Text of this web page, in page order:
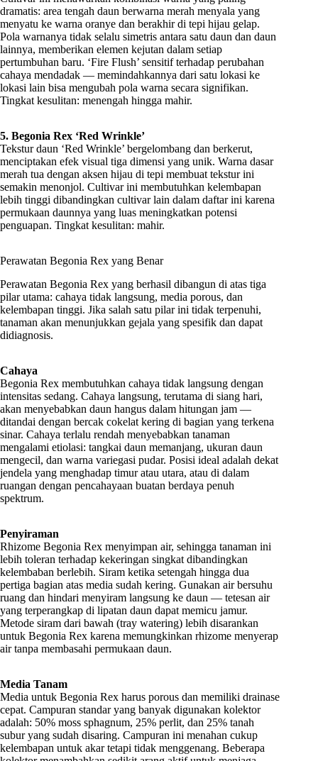
dramatis: area tengah daun berwarna merah menyala yang
menyatu ke warna oranye dan berakhir di tepi hijau gelap.
Pola warnanya tidak selalu simetris antara satu daun dan daun
lainnya, memberikan elemen kejutan dalam setiap
pertumbuhan baru. ‘Fire Flush’ sensitif terhadap perubahan
cahaya mendadak — memindahkannya dari satu lokasi ke
lokasi lain bisa mengubah pola warna secara signifikan.
Tingkat kesulitan: menengah hingga mahir.
5. Begonia Rex ‘Red Wrinkle’
Tekstur daun ‘Red Wrinkle’ bergelombang dan berkerut,
menciptakan efek visual tiga dimensi yang unik. Warna dasar
merah tua dengan aksen hijau di tepi membuat tekstur ini
semakin menonjol. Cultivar ini membutuhkan kelembapan
lebih tinggi dibandingkan cultivar lain dalam daftar ini karena
permukaan daunnya yang luas meningkatkan potensi
penguapan. Tingkat kesulitan: mahir.
Perawatan Begonia Rex yang Benar
Perawatan Begonia Rex yang berhasil dibangun di atas tiga
pilar utama: cahaya tidak langsung, media porous, dan
kelembapan tinggi. Jika salah satu pilar ini tidak terpenuhi,
tanaman akan menunjukkan gejala yang spesifik dan dapat
didiagnosis.
Cahaya
Begonia Rex membutuhkan cahaya tidak langsung dengan
intensitas sedang. Cahaya langsung, terutama di siang hari,
akan menyebabkan daun hangus dalam hitungan jam —
ditandai dengan bercak cokelat kering di bagian yang terkena
sinar. Cahaya terlalu rendah menyebabkan tanaman
mengalami etiolasi: tangkai daun memanjang, ukuran daun
mengecil, dan warna variegasi pudar. Posisi ideal adalah dekat
jendela yang menghadap timur atau utara, atau di dalam
ruangan dengan pencahayaan buatan berdaya penuh
spektrum.
Penyiraman
Rhizome Begonia Rex menyimpan air, sehingga tanaman ini
lebih toleran terhadap kekeringan singkat dibandingkan
kelembaban berlebih. Siram ketika setengah hingga dua
pertiga bagian atas media sudah kering. Gunakan air bersuhu
ruang dan hindari menyiram langsung ke daun — tetesan air
yang terperangkap di lipatan daun dapat memicu jamur.
Metode siram dari bawah (tray watering) lebih disarankan
untuk Begonia Rex karena memungkinkan rhizome menyerap
air tanpa membasahi permukaan daun.
Media Tanam
Media untuk Begonia Rex harus porous dan memiliki drainase
cepat. Campuran standar yang banyak digunakan kolektor
adalah: 50% moss sphagnum, 25% perlit, dan 25% tanah
subur yang sudah disaring. Campuran ini menahan cukup
kelembapan untuk akar tetapi tidak menggenang. Beberapa